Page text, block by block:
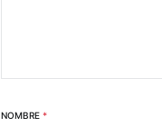
NOMBRE *